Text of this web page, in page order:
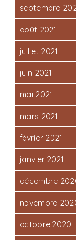
septembre
août 2021
juillet 2021
juin 2021
mai 2021
mars 2021
février 2021
janvier 2021
décembre
novembre
octobre 2020